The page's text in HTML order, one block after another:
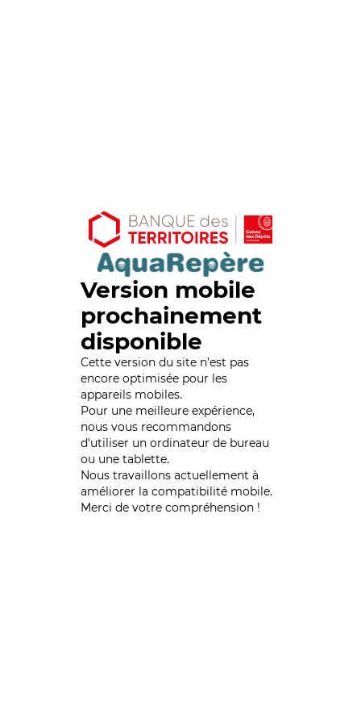
Version mobile
prochainement
disponible
Cette version du site n’est pas
encore optimisée pour les
appareils mobiles.
Pour une meilleure expérience,
nous vous recommandons
d'utiliser un ordinateur de bureau
ou une tablette.
Nous travaillons actuellement à
améliorer la compatibilité mobile.
Merci de votre compréhension !